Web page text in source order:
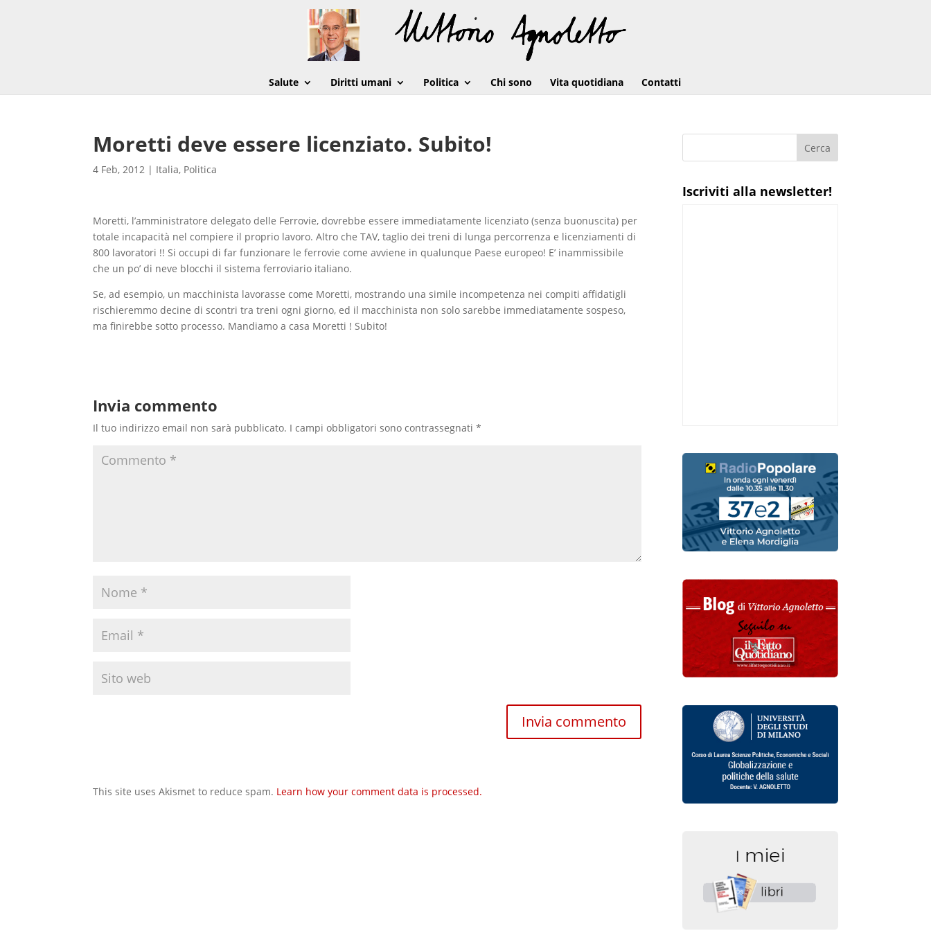
Salute Diritti umani Politica Chi sono Vita quotidiana Contatti
Moretti deve essere licenziato. Subito!
4 Feb, 2012 | Italia, Politica
Moretti, l’amministratore delegato delle Ferrovie, dovrebbe essere immediatamente licenziato (senza buonuscita) per
totale incapacità nel compiere il proprio lavoro. Altro che TAV, taglio dei treni di lunga percorrenza e licenziamenti di
800 lavoratori !! Si occupi di far funzionare le ferrovie come avviene in qualunque Paese europeo! E’ inammissibile
che un po’ di neve blocchi il sistema ferroviario italiano.
Se, ad esempio, un macchinista lavorasse come Moretti, mostrando una simile incompetenza nei compiti affidatigli
rischieremmo decine di scontri tra treni ogni giorno, ed il macchinista non solo sarebbe immediatamente sospeso,
ma finirebbe sotto processo. Mandiamo a casa Moretti ! Subito!
Invia commento
Il tuo indirizzo email non sarà pubblicato. I campi obbligatori sono contrassegnati*
This site uses Akismet to reduce spam. Learn how your comment data is processed.
Iscriviti alla newsletter!